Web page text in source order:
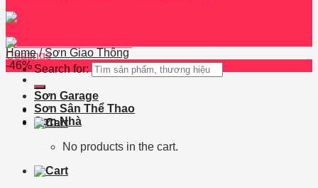
Search for:
Sơn Garage
Sơn Sân Thể Thao
Sơn Nhà
No products in the cart.
Home / Sơn Giao Thông
-46%